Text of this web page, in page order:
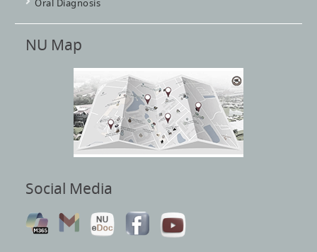
Oral Diagnosis
NU Map
Social Media